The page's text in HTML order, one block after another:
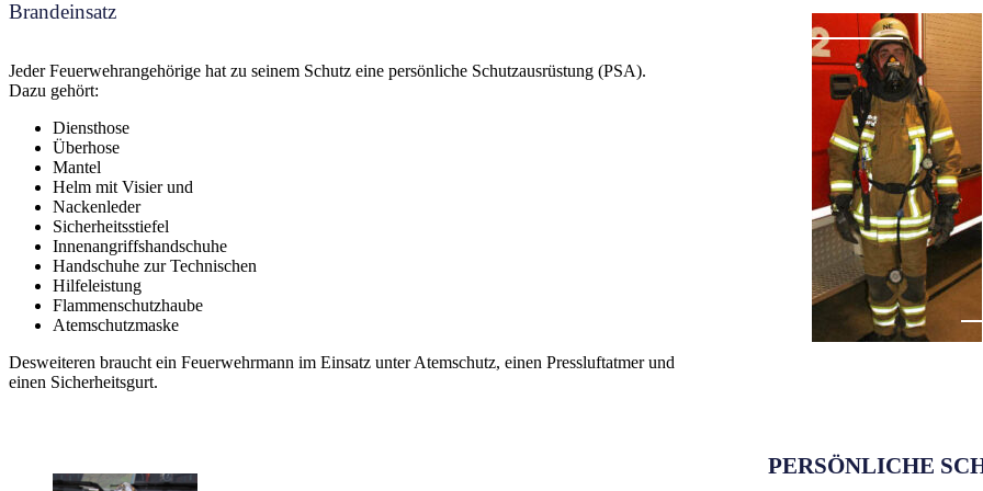
Brandeinsatz
Jeder Feuerwehrangehörige hat zu seinem Schutz eine persönliche Schutzausrüstung (PSA).
Dazu gehört:
Diensthose
Überhose
Mantel
Helm mit Visier und
Nackenleder
Sicherheitsstiefel
Innenangriffshandschuhe
Handschuhe zur Technischen
Hilfeleistung
Flammenschutzhaube
Atemschutzmaske
Desweiteren braucht ein Feuerwehrmann im Einsatz unter Atemschutz, einen Pressluftatmer und
einen Sicherheitsgurt.
PERSÖNLICHE